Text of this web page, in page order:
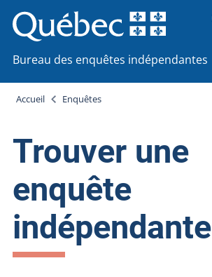
Bureau des enquêtes indépendantes
Accueil Enquêtes
Trouver une
enquête
indépendante